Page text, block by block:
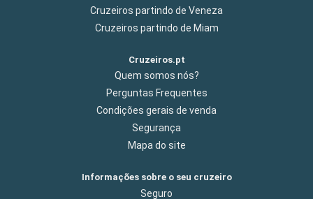
Cruzeiros partindo de Veneza
Cruzeiros partindo de Miam
Cruzeiros.pt
Quem somos nós?
Perguntas Frequentes
Condições gerais de venda
Segurança
Mapa do site
Informações sobre o seu cruzeiro
Seguro